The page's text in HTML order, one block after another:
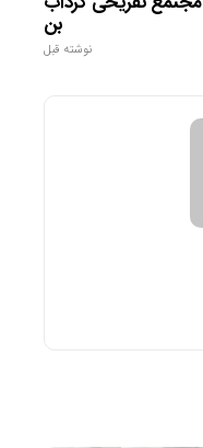
بن
نوشته قبل